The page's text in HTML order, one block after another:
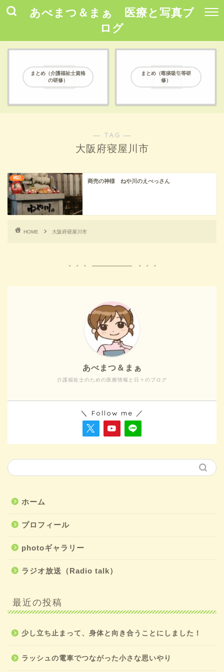
あべまつ＆まぁ 医療と写真ブ
ログ
まとめ（介護福祉士資格
の研修）
まとめ（喀痰吸引等研
修）
― TAG ―
大阪府寝屋川市
雑記
商売の神様 ねや川のえべっさん
HOME 大阪府寝屋川市
介護福祉士のための医療情報と日々のブログ
あべまつ＆まぁ
＼ Follow me ／
ホーム
プロフィール
photoギャラリー
ラジオ放送（Radio talk）
最近の投稿
少し立ち止まって、身体と向き合うことにしました！
ラッシュの電車でつながった小さな思いやり